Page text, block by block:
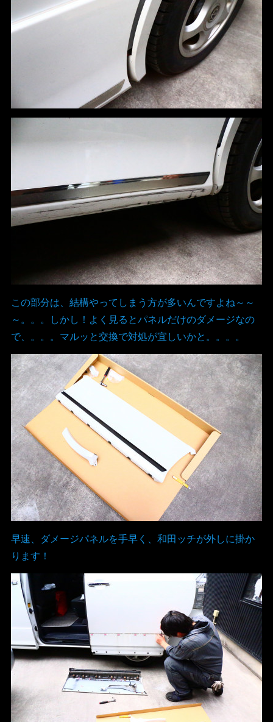
この部分は、結構やってしまう方が多いんですよね～～
～。。。しかし！よく見るとパネルだけのダメージなの
で、。。。マルッと交換で対処が宜しいかと。。。。
早速、ダメージパネルを手早く、和田ッチが外しに掛か
ります！